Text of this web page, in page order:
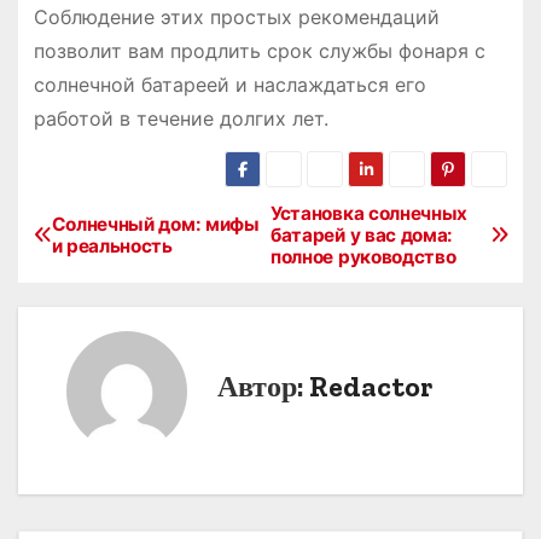
Соблюдение этих простых рекомендаций
позволит вам продлить срок службы фонаря с
солнечной батареей и наслаждаться его
работой в течение долгих лет.
Н
Установка солнечных
батарей у вас дома:
полное руководство
Солнечный дом: мифы
и реальность
Автор: Redactor